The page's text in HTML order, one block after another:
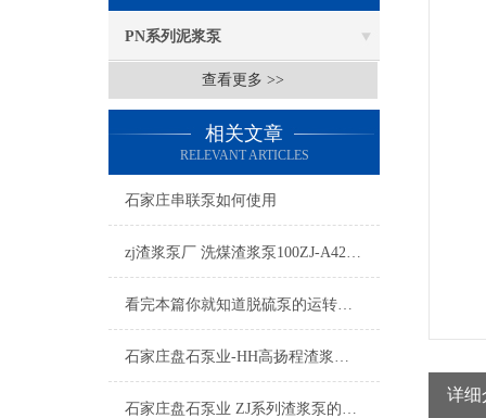
PN系列泥浆泵
查看更多 >>
相关文章
RELEVANT ARTICLES
石家庄串联泵如何使用
zj渣浆泵厂 洗煤渣浆泵100ZJ-A42产品优势和用途范围
看完本篇你就知道脱硫泵的运转流程是什么了
石家庄盘石泵业-HH高扬程渣浆泵的特点及应用
石家庄盘石泵业 ZJ系列渣浆泵的特点及其应用
详细